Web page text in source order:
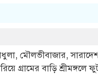
, মৌলভীবাজার,
গ্রামের বাড়ি